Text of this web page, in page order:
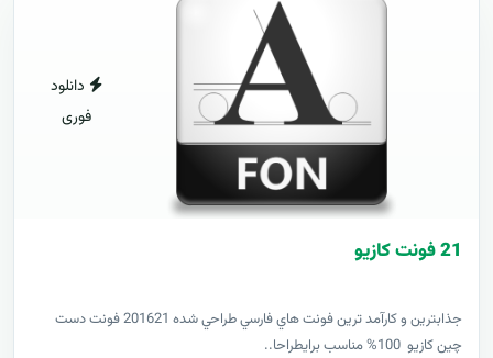
دانلود
فوری
21 فونت کازيو
جذابترين و کارآمد ترين فونت هاي فارسي طراحي شده 201621 فونت دست
چين کازيو 100% مناسب برايطراحا..